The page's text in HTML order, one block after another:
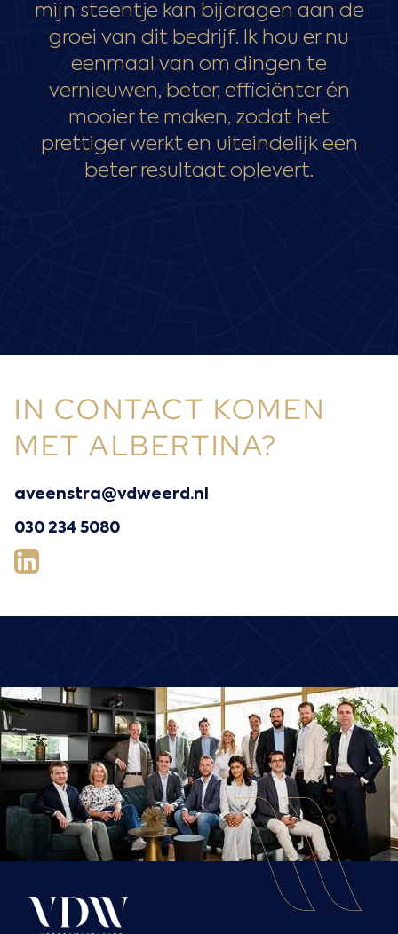
mijn steentje kan bijdragen aan de
groei van dit bedrijf. Ik hou er nu
eenmaal van om dingen te
vernieuwen, beter, efficiënter én
mooier te maken, zodat het
prettiger werkt en uiteindelijk een
beter resultaat oplevert.
IN CONTACT KOMEN
MET ALBERTINA?
aveenstra@vdweerd.nl
030 234 5080